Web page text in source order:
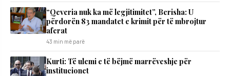
“Qeveria nuk ka më legjitimitet”, Berisha: U
përdorën 83 mandatet e krimit për të mbrojtur
aferat
43 min më parë
Kurti: Të ulemi e të bëjmë marrëveshje për
institucionet